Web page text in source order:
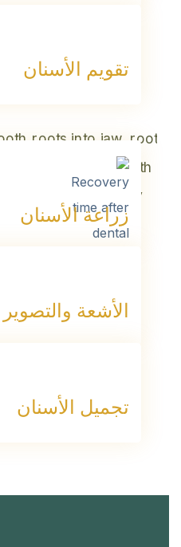
تقويم الأسنان
زراعة الأسنان
الأشعة والتصوير
تجميل الأسنان